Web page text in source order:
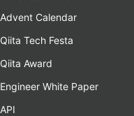
Advent Calendar
Qiita Tech Festa
Qiita Award
Engineer White Paper
API